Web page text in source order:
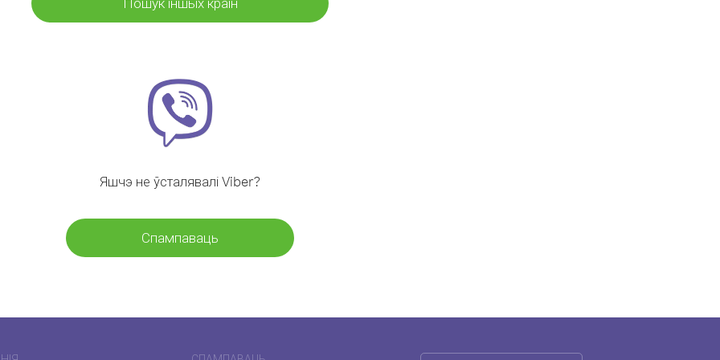
Яшчэ не ўсталявалі Viber?
Спампаваць